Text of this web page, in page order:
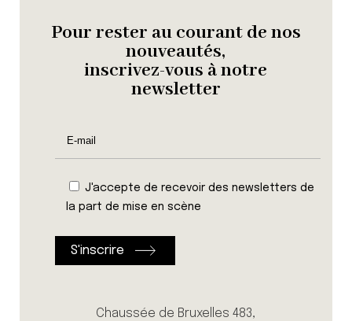
Pour rester au courant de nos
nouveautés,
inscrivez-vous à notre
newsletter
J'accepte de recevoir des newsletters de
la part de mise en scène
Chaussée de Bruxelles 483,